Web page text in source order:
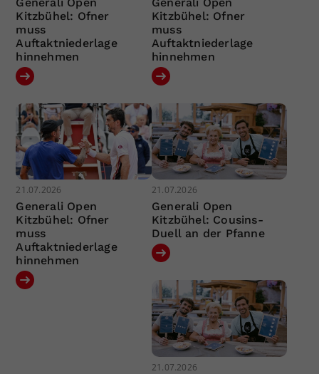
Kitzbühel: Ofner
muss
Auftaktniederlage
hinnehmen
Kitzbühel: Ofner
muss
Auftaktniederlage
hinnehmen
21.07.2026
Generali Open
Kitzbühel: Ofner
muss
Auftaktniederlage
hinnehmen
21.07.2026
Generali Open
Kitzbühel: Cousins-
Duell an der Pfanne
21.07.2026